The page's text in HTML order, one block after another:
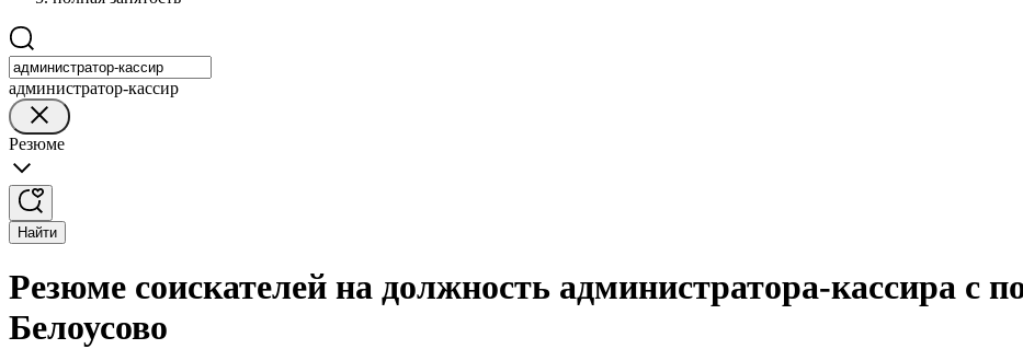
администратор-кассир
Резюме
Найти
Резюме соискателей на должность администратора-кассира с
Белоусово